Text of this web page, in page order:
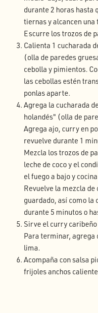
durante 2 horas hasta
tiernas y alcancen
Escurre los trozos de
Calienta 1 cucharada
(olla de paredes
cebolla y pimientos.
las cebollas estén
ponlas aparte.
Agrega la cucharada
holandés" (olla de
Agrega ajo, curry en
revuelve durante 1
Mezcla los trozos de
leche de coco y el
el fuego a bajo y
Revuelve la mezcla
guardado, así como la
durante 5 minutos o
Sirve el curry
Para terminar, agrega
lima.
Acompaña con salsa
frijoles anchos